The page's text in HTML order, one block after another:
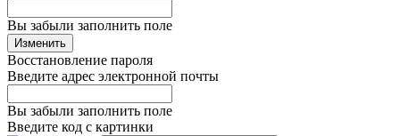
Вы забыли заполнить поле
Изменить
Восстановление пароля
Введите адрес электронной почты
Вы забыли заполнить поле
Введите код с картинки